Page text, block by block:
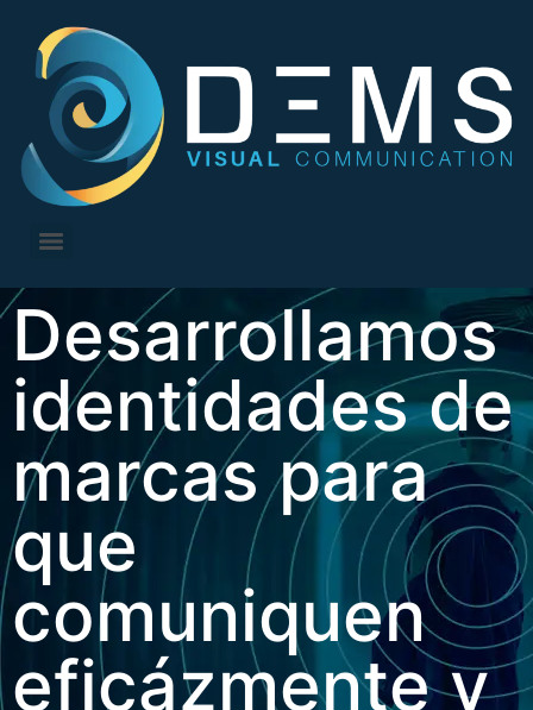
Desarrollamos
identidades de
marcas para
que
comuniquen
eficázmente y